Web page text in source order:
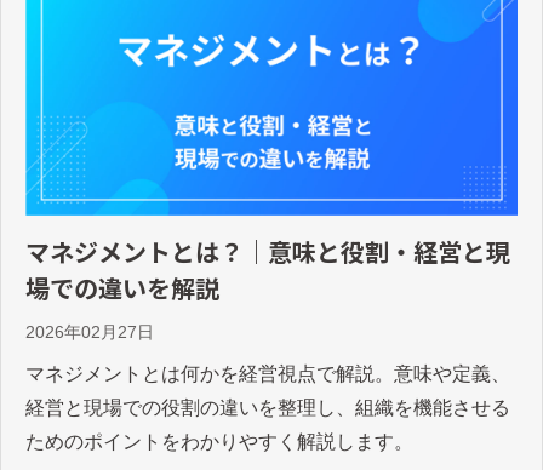
マネジメントとは？｜意味と役割・経営と現
場での違いを解説
2026年02月27日
マネジメントとは何かを経営視点で解説。意味や定義、
経営と現場での役割の違いを整理し、組織を機能させる
ためのポイントをわかりやすく解説します。